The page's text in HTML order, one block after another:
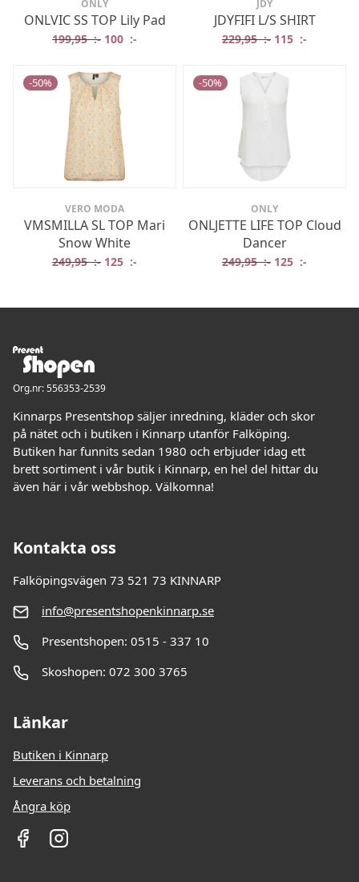
ONLY
ONLVIC SS TOP Lily Pad
199,95:- Det ursprungliga priset var: 199,95 :-.
100 :- Det nuvarande priset är: 100 :-.
JDY
JDYFIFI L/S SHIRT
229,95:- Det
115 :-
-50%
VERO MODA
VMSMILLA SL TOP Mari
Snow White
249,95:- Det ursprungliga priset var: 249,95 :-.
125 :- Det nuvarande priset är: 125 :-.
-50%
ONLY
ONLJETTE LIFE TOP Cloud
Dancer
249,95:- Det
125 :-
Org.nr: 556353-2539
Kinnarps Presentshop säljer inredning, kläder och skor
på nätet och i butiken i Kinnarp utanför Falköping.
Butiken har funnits sedan 1980 och erbjuder idag ett
brett sortiment i vår butik i Kinnarp, en hel del hittar du
även här i vår webbshop. Välkomna!
Kontakta oss
Falköpingsvägen 73 521 73 KINNARP
info@presentshopenkinnarp.se
Presentshopen: 0515 - 337 10
Skoshopen: 072 300 3765
Länkar
Butiken i Kinnarp
Leverans och betalning
Ångra köp